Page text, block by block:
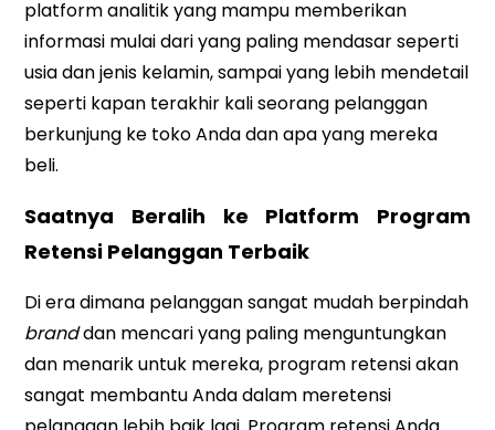
platform analitik yang mampu memberikan
informasi mulai dari yang paling mendasar seperti
usia dan jenis kelamin, sampai yang lebih mendetail
seperti kapan terakhir kali seorang pelanggan
berkunjung ke toko Anda dan apa yang mereka
beli.
Saatnya Beralih ke Platform Program
Retensi Pelanggan Terbaik
Di era dimana pelanggan sangat mudah berpindah
branddan mencari yang paling menguntungkan
dan menarik untuk mereka, program retensi akan
sangat membantu Anda dalam meretensi